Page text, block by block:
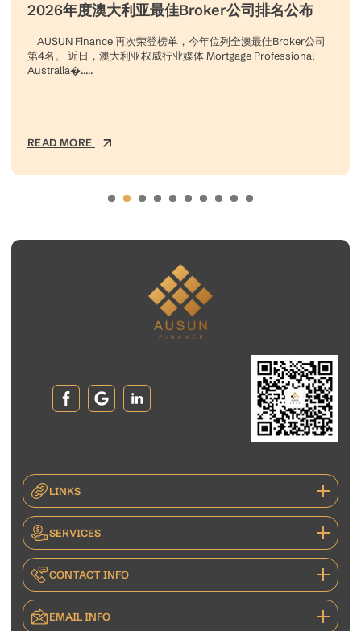
2026年度澳大利亚最佳Broker公司排名公布
AUSUN Finance 再次荣登榜单，今年位列全澳最佳Broker公司
第4名。 近日，澳大利亚权威行业媒体 Mortgage Professional
Australia�.....
READ MORE
LINKS
SERVICES
CONTACT INFO
EMAIL INFO